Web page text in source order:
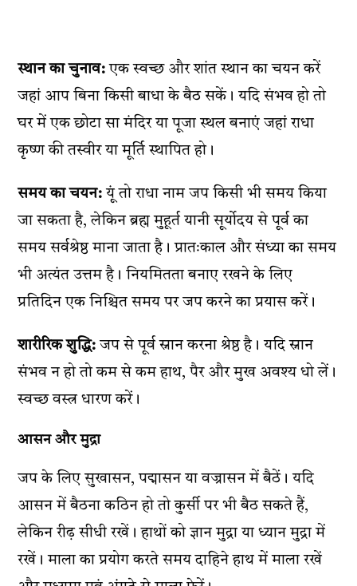
स्थान का चुनाव: एक स्वच्छ और शांत स्थान का चयन करें
जहां आप बिना किसी बाधा के बैठ सकें। यदि संभव हो तो
घर में एक छोटा सा मंदिर या पूजा स्थल बनाएं जहां राधा
कृष्ण की तस्वीर या मूर्ति स्थापित हो।
समय का चयन: यूं तो राधा नाम जप किसी भी समय किया
जा सकता है, लेकिन ब्रह्म मुहूर्त यानी सूर्योदय से पूर्व का
समय सर्वश्रेष्ठ माना जाता है। प्रातःकाल और संध्या का समय
भी अत्यंत उत्तम है। नियमितता बनाए रखने के लिए
प्रतिदिन एक निश्चित समय पर जप करने का प्रयास करें।
शारीरिक शुद्धि: जप से पूर्व स्नान करना श्रेष्ठ है। यदि स्नान
संभव न हो तो कम से कम हाथ, पैर और मुख अवश्य धो लें।
स्वच्छ वस्त्र धारण करें।
आसन और मुद्रा
जप के लिए सुखासन, पद्मासन या वज्रासन में बैठें। यदि
आसन में बैठना कठिन हो तो कुर्सी पर भी बैठ सकते हैं,
लेकिन रीढ़ सीधी रखें। हाथों को ज्ञान मुद्रा या ध्यान मुद्रा में
रखें। माला का प्रयोग करते समय दाहिने हाथ में माला रखें